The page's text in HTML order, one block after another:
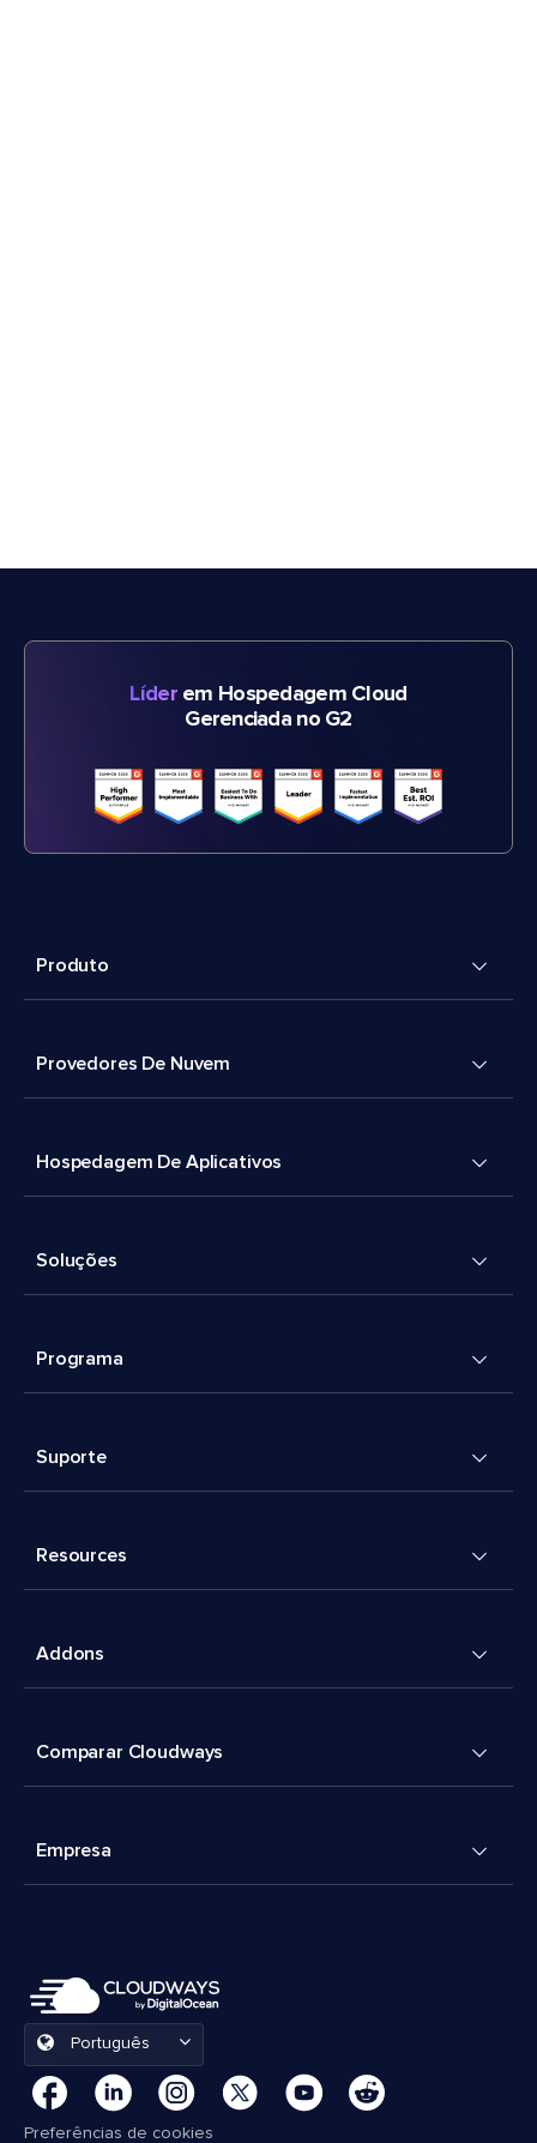
Líderem Hospedagem Cloud
Gerenciada no G2
Produto
Provedores De Nuvem
Hospedagem De Aplicativos
Soluções
Programa
Suporte
Resources
Addons
Comparar Cloudways
Empresa
Português
Preferências de cookies